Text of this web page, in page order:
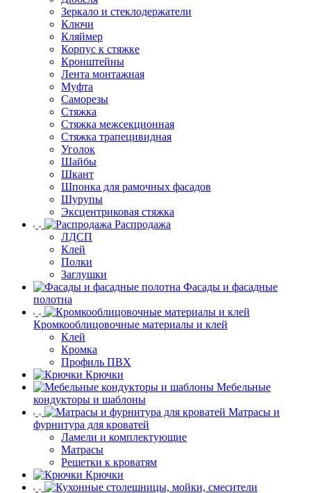
Зеркало и стеклодержатели
Ключи
Кляймер
Корпус к стяжке
Кронштейны
Лента монтажная
Муфта
Саморезы
Стяжка
Стяжка межсекционная
Стяжка трапецивидная
Уголок
Шайбы
Шкант
Шпонка для рамочных фасадов
Шурупы
Эксцентриковая стяжка
Распродажа
ЛДСП
Клей
Полки
Заглушки
Фасады и фасадные
полотна
Кромкооблицовочные материалы и клей
Клей
Кромка
Профиль ПВХ
Крючки
Мебельные
кондукторы и шаблоны
Матрасы и
фурнитура для кроватей
Ламели и комплектующие
Матрасы
Решетки к кроватям
Крючки